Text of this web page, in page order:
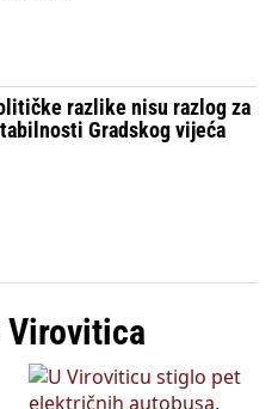
razlike nisu razlog za
Gradskog vijeća